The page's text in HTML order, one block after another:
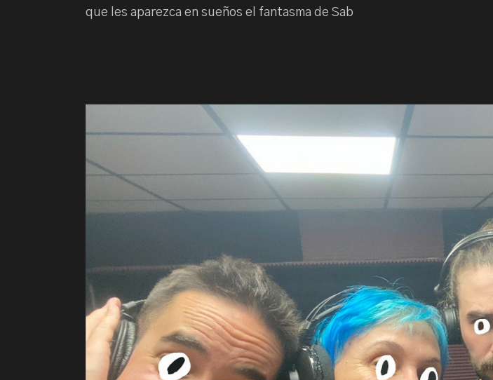
que les aparezca en sueños el fantasma de Sab